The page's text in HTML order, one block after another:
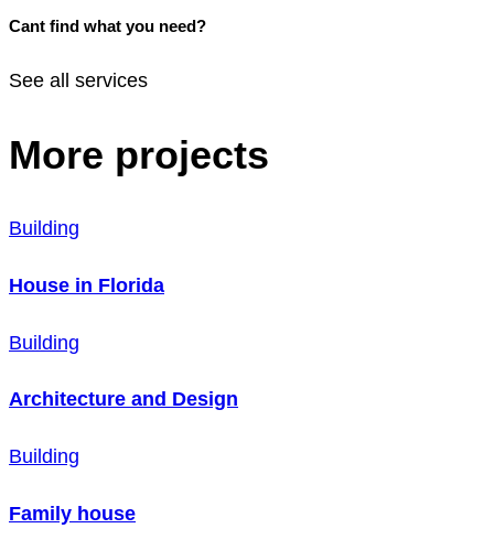
Cant find what you need?
See all services
More projects
Building
House in Florida
Building
Architecture and Design
Building
Family house